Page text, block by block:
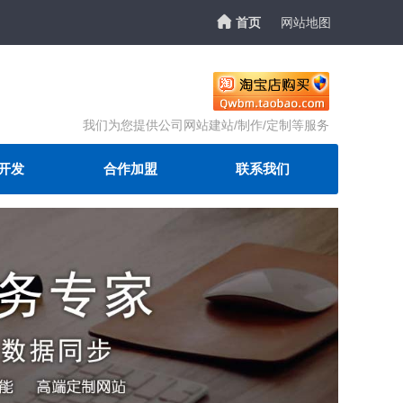
首页 网站地图
我们为您提供公司网站建站/制作/定制等服务
发 合作加盟 联系我们